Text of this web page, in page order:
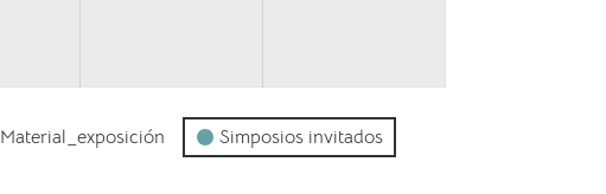
Material_exposición
Simposios invitados